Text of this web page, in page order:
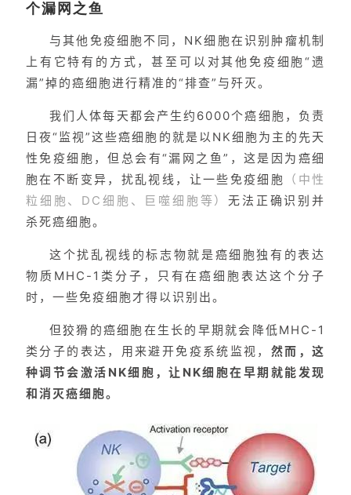
个漏网之鱼
与其他免疫细胞不同，NK细胞在识别肿瘤机制
上有它特有的方式，甚至可以对其他免疫细胞“遗
漏”掉的癌细胞进行精准的“排查”与歼灭。
我们人体每天都会产生约6000个癌细胞，负责
日夜“监视”这些癌细胞的就是以NK细胞为主的先天
性免疫细胞，但总会有“漏网之鱼”，这是因为癌细
胞在不断变异，扰乱视线，让一些免疫细胞
（中性
粒细胞、DC细胞、巨噬细胞等）无法正确识别并
杀死癌细胞。
这个扰乱视线的标志物就是癌细胞独有的表达
物质MHC-1类分子，只有在癌细胞表达这个分子
时，一些免疫细胞才得以识别出。
但狡猾的癌细胞在生长的早期就会降低MHC-1
类分子的表达，用来避开免疫系统监视， 然而，这
种调节会激活NK细胞，让NK细胞在早期就能发现
和消灭癌细胞。